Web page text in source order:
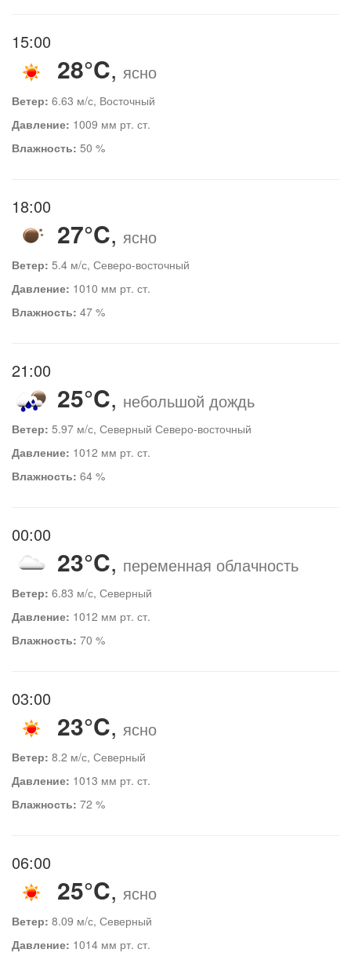
15:00
28°C, ясно
Ветер: 6.63 м/с, Восточный
Давление: 1009 мм рт. ст.
Влажность: 50 %
18:00
27°C, ясно
Ветер: 5.4 м/с, Северо-восточный
Давление: 1010 мм рт. ст.
Влажность: 47 %
21:00
25°C, небольшой дождь
Ветер: 5.97 м/с, Северный Северо-восточный
Давление: 1012 мм рт. ст.
Влажность: 64 %
00:00
23°C, переменная облачность
Ветер: 6.83 м/с, Северный
Давление: 1012 мм рт. ст.
Влажность: 70 %
03:00
23°C, ясно
Ветер: 8.2 м/с, Северный
Давление: 1013 мм рт. ст.
Влажность: 72 %
06:00
25°C, ясно
Ветер: 8.09 м/с, Северный
Давление: 1014 мм рт. ст.